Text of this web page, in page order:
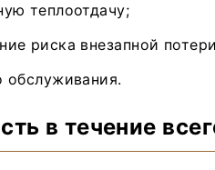
теплоотдачу;
риска внезапной
обслуживания.
в течение